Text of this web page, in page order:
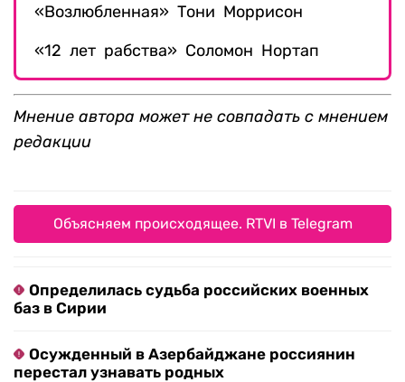
«Возлюбленная» Тони Моррисон
«12 лет рабства» Соломон Нортап
Мнение автора может не совпадать с мнением
редакции
Объясняем происходящее. RTVI в Telegram
Определилась судьба российских военных
баз в Сирии
Осужденный в Азербайджане россиянин
перестал узнавать родных